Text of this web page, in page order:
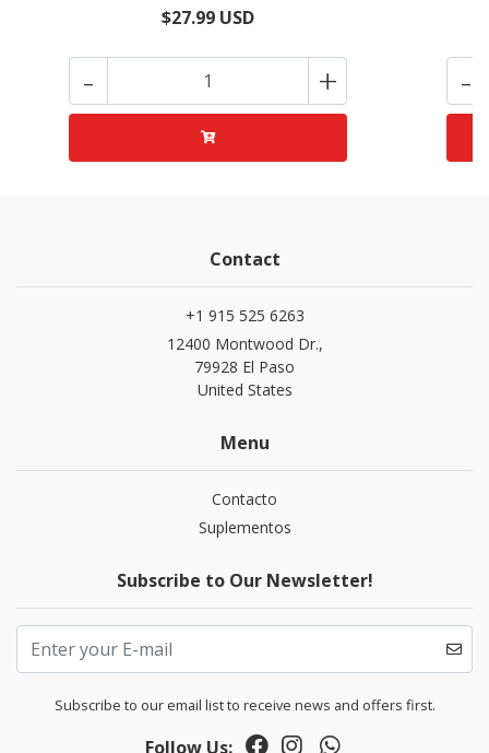
$27.99 USD
- + -
Contact
+1 915 525 6263
12400 Montwood Dr.,
79928 El Paso
United States
Menu
Contacto
Suplementos
Subscribe to Our Newsletter!
Subscribe to our email list to receive news and offers first.
Follow Us: